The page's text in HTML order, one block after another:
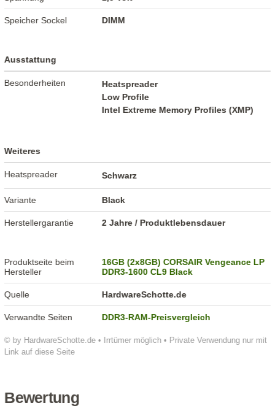
© by HardwareSchotte.de • Irrtümer möglich • Private Verwendung nur mit
Link auf diese Seite
Speicher Sockel DIMM
Ausstattung
Besonderheiten
Heatspreader
Low Profile
Intel Extreme Memory Profiles (XMP)
Weiteres
Heatspreader Schwarz
Variante Black
Herstellergarantie 2 Jahre / Produktlebensdauer
Produktseite beim
Hersteller
16GB (2x8GB) CORSAIR Vengeance LP
DDR3-1600 CL9 Black
Quelle HardwareSchotte.de
Verwandte Seiten DDR3-RAM-Preisvergleich
Bewertung